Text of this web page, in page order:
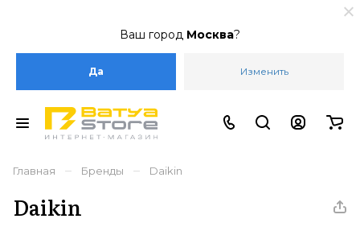
Ваш город Москва?
Да Изменить
Главная – Бренды – Daikin
Daikin